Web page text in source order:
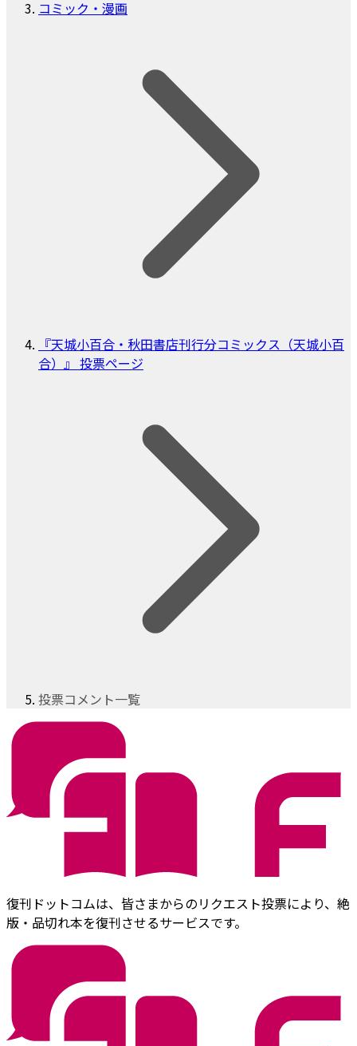
コミック・漫画
『天城小百合・秋田書店刊行分コミックス（天城小百
合）』 投票ページ
投票コメント一覧
復刊ドットコムは、皆さまからのリクエスト投票により、絶
版・品切れ本を復刊させるサービスです。